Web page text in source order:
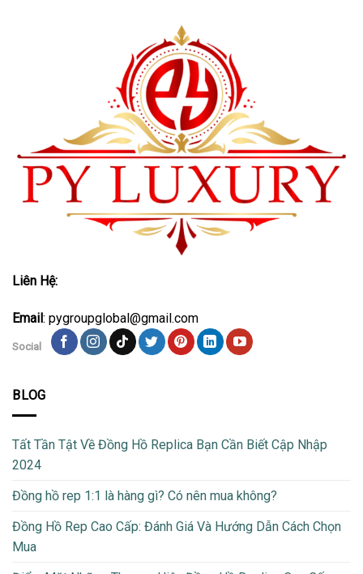
Liên Hệ:
Email: pygroupglobal@gmail.com
Social
BLOG
Tất Tần Tật Về Đồng Hồ Replica Bạn Cần Biết Cập Nhập
2024
Đồng hồ rep 1:1 là hàng gì? Có nên mua không?
Đồng Hồ Rep Cao Cấp: Đánh Giá Và Hướng Dẫn Cách Chọn
Mua